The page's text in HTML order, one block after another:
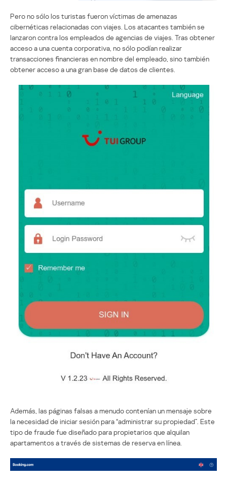
Pero no sólo los turistas fueron víctimas de amenazas
cibernéticas relacionadas con viajes. Los atacantes también se
lanzaron contra los empleados de agencias de viajes. Tras obtener
acceso a una cuenta corporativa, no sólo podían realizar
transacciones financieras en nombre del empleado, sino también
obtener acceso a una gran base de datos de clientes.
Además, las páginas falsas a menudo contenían un mensaje sobre
la necesidad de iniciar sesión para “administrar su propiedad”. Este
tipo de fraude fue diseñado para propietarios que alquilan
apartamentos a través de sistemas de reserva en línea.